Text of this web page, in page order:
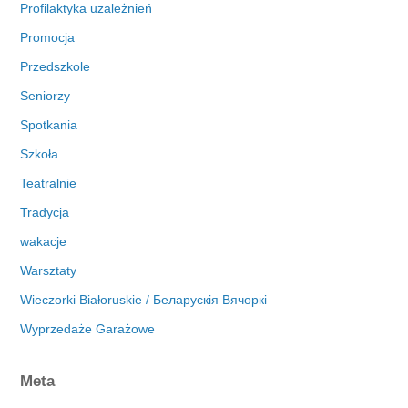
Profilaktyka uzależnień
Promocja
Przedszkole
Seniorzy
Spotkania
Szkoła
Teatralnie
Tradycja
wakacje
Warsztaty
Wieczorki Białoruskie / Беларускія Вячоркі
Wyprzedaże Garażowe
Meta